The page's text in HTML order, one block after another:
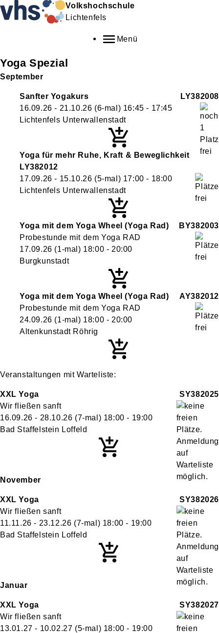
Volkshochschule
Lichtenfels
Menü
Yoga Spezial
September
Sanfter Yogakurs
LY382008
16.09.26 - 21.10.26 (6-mal) 16:45 - 17:45
Lichtenfels Unterwallenstadt
Yoga für mehr Ruhe, Kraft & Beweglichkeit
LY382012
17.09.26 - 15.10.26 (5-mal) 17:00 - 18:00
Lichtenfels Unterwallenstadt
Yoga mit dem Yoga Wheel (Yoga Rad)
BY382003
Probestunde mit dem Yoga RAD
17.09.26 (1-mal) 18:00 - 20:00
Burgkunstadt
Yoga mit dem Yoga Wheel (Yoga Rad)
AY382012
Probestunde mit dem Yoga RAD
24.09.26 (1-mal) 18:00 - 20:00
Altenkunstadt Röhrig
Veranstaltungen mit Warteliste:
XXL Yoga
SY382025
Wir fließen sanft
16.09.26 - 28.10.26 (7-mal) 18:00 - 19:00
Bad Staffelstein Loffeld
November
XXL Yoga
SY382026
Wir fließen sanft
11.11.26 - 23.12.26 (7-mal) 18:00 - 19:00
Bad Staffelstein Loffeld
Januar
XXL Yoga
SY382027
Wir fließen sanft
13.01.27 - 10.02.27 (5-mal) 18:00 - 19:00